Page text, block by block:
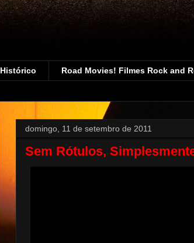
Histórico Road Movies! Filmes Rock and
domingo, 11 de setembro de 2011
Sem Rótulos,